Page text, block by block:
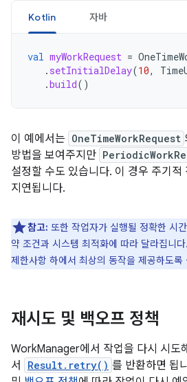
Kotlin 자바
val myWorkRequest =
. setInitialDelay(10,
.build()
이 예에서는 OneTimeWorkRequest
방법을 보여주지만
설정할 수도 있습니다. 이 경우 주기
지연됩니다.
참고: 또한 작업자가 실행될 정확한 시
약 조건과 시스템 최적화에 따라 달라집니
제한사항 하에서 최상의 동작을 제공하도록
재시도 및 백오프 정책
WorkManager에서 작업을 다시 시도
서
Result.retry() 를 반환하면 됩